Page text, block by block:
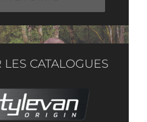
CATALOGUES